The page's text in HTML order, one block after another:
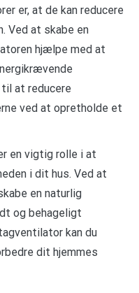
er, at de kan reducere
Ved at skabe en
hjælpe med at
at reducere
ved at opretholde et
en vigtig rolle i at
i dit hus. Ved at
en naturlig
og behageligt
kan du
dit hjemmes